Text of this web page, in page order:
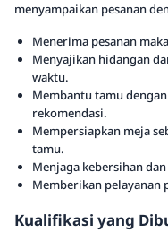
menyampaikan pesanan
Menerima pesanan
Menyajikan hidangan
waktu.
Membantu tamu
rekomendasi.
Mempersiapkan meja
tamu.
Menjaga kebersihan
Memberikan pelayanan
Kualifikasi yang